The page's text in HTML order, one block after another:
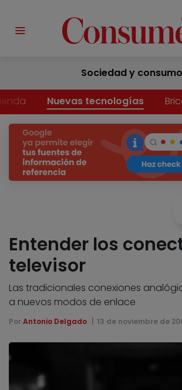
Sociedad y consumo
Nuevas tecnologías
Entender los
televisor
Las tradicionales conexiones
a nuevos modos de enlace
Por Antonio Delgado 13 de noviembre de